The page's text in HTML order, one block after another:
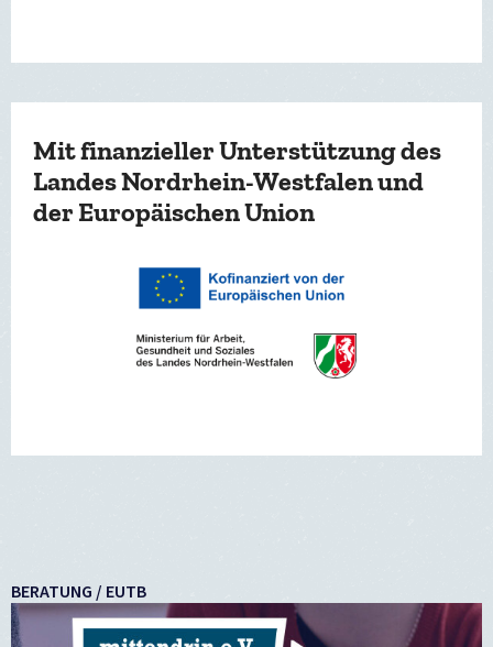
Mit finanzieller Unterstützung des
Landes Nordrhein-Westfalen und
der Europäischen Union
BERATUNG / EUTB